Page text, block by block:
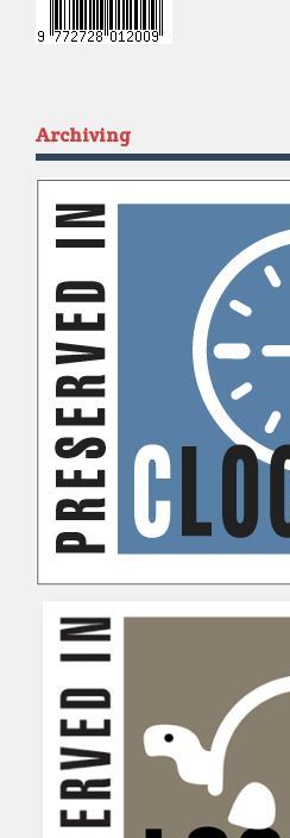
Archiving